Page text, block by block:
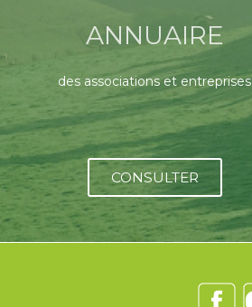
ANNUAIRE
des associations et entreprises
CONSULTER